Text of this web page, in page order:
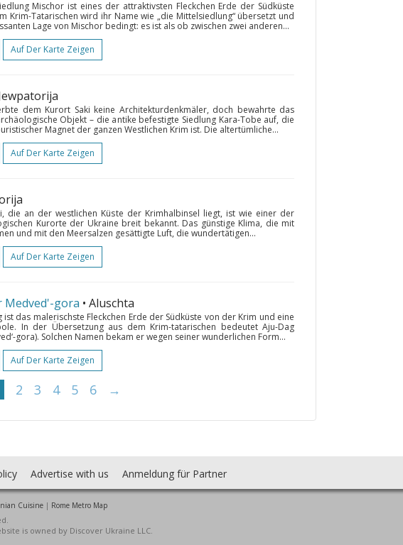
Mischor ist eines der attraktivsten Fleckchen Erde der Südküste
Krim-Tatarischen wird ihr Name wie „die Mittelsiedlung“ übersetzt und
Lage von Mischor bedingt: es ist als ob zwischen zwei anderen...
Auf Der Karte Zeigen
dem Kurort Saki keine Architekturdenkmäler, doch bewahrte das
Objekt – die antike befestigte Siedlung Kara-Tobe auf, die
Magnet der ganzen Westlichen Krim ist. Die altertümliche...
Auf Der Karte Zeigen
die an der westlichen Küste der Krimhalbinsel liegt, ist wie einer der
Kurorte der Ukraine breit bekannt. Das günstige Klima, die mit
und mit den Meersalzen gesättigte Luft, die wundertätigen...
Auf Der Karte Zeigen
Medved'-gora • Aluschta
ist das malerischste Fleckchen Erde der Südküste von der Krim und eine
In der Übersetzung aus dem Krim-tatarischen bedeutet Aju-Dag
gora). Solchen Namen bekam er wegen seiner wunderlichen Form...
Auf Der Karte Zeigen
2 3 4 5 6 →
Advertise with us Anmeldung für Partner
Cuisine| Rome Metro Map
is owned by Discover Ukraine LLC.